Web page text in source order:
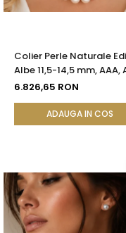
Colier Perle Naturale
Albe 11,5-14,5 mm, AAA,
Galben 14K | KASKADDA®
6.826,65 RON
ADAUGA IN COS